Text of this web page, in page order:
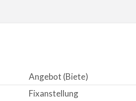
Angebot (Biete)
Fixanstellung